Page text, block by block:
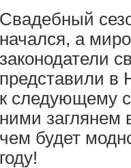
Свадебный
начался, а
законодатели
представили в
к следующему
ними заглянем
чем будет
году!